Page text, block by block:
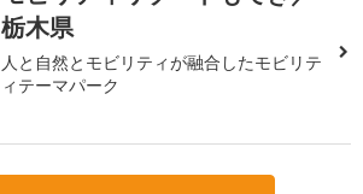
栃木県
人と自然とモビリティが融合したモビリテ
ィテーマパーク